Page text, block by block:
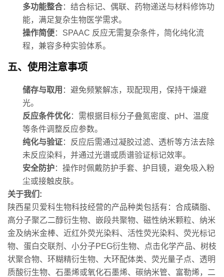
多功能整合：结合标记、偶联、药物递送与材料修饰功
能，满足复杂生物医学需求。
操作简便：SPAAC 反应无需复杂条件，简化纯化流
程，兼容多种实验体系。
五、使用注意事项
储存与取用 ：避免频繁解冻，现配现用，保持干燥避
光。
反应条件优化：需根据目标分子叠氮密度、pH、温度
等条件调整反应参数。
纯化与验证：反应后需通过凝胶过滤、透析等方法去除
未反应染料，并通过光谱或质谱验证标记效率。
安全防护：操作时佩戴防护手套、护目镜，避免吸入粉
尘或接触皮肤。
关于我们:
陕西星贝爱科生物科技经营的产品种类包括有：合成磷脂、
高分子聚乙二醇衍生物、嵌段共聚物、磁性纳米颗粒、纳米
金及纳米金棒、近红外荧光染料、活性荧光染料、荧光标记
物、蛋白交联剂、小分子PEG衍生物、点击化学产品、树枝
状聚合物、环糊精衍生物、大环配体类、荧光量子点、透明
质酸衍生物、石墨烯或氧化石墨烯、碳纳米管、富勒烯，二